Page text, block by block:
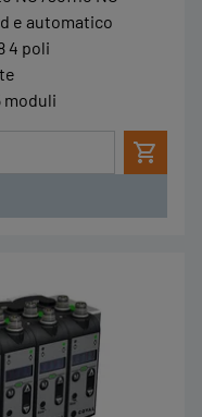
e automatico
4 poli
moduli